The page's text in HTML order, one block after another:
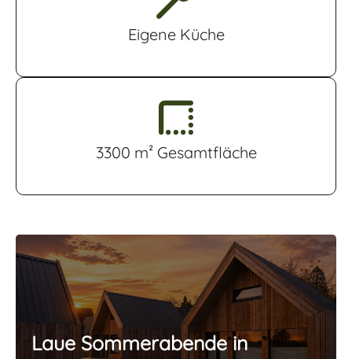
Eigene Küche
3300 m² Gesamtfläche
Laue Sommerabende in